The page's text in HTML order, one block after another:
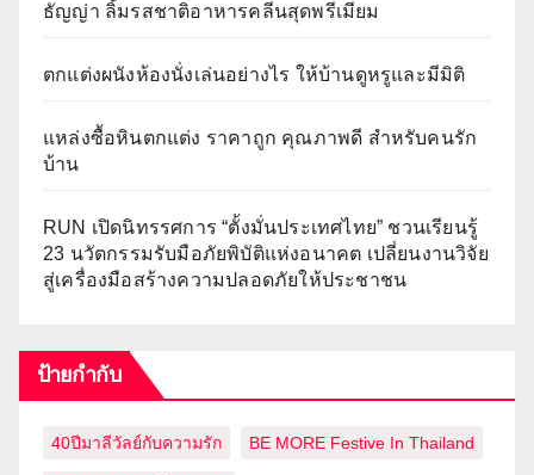
ธัญญ่า ลิ้มรสชาติอาหารคลีนสุดพรีเมียม
ตกแต่งผนังห้องนั่งเล่นอย่างไร ให้บ้านดูหรูและมีมิติ
แหล่งซื้อหินตกแต่ง ราคาถูก คุณภาพดี สำหรับคนรัก
บ้าน
RUN เปิดนิทรรศการ “ตั้งมั่นประเทศไทย” ชวนเรียนรู้
23 นวัตกรรมรับมือภัยพิบัติแห่งอนาคต เปลี่ยนงานวิจัย
สู่เครื่องมือสร้างความปลอดภัยให้ประชาชน
ป้ายกำกับ
40ปีมาลีวัลย์กับความรัก BE MORE Festive In Thailand